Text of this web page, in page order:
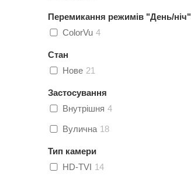
Перемикання режимів "День/ніч"
ColorVu 4
Стан
Нове 21
Застосування
Внутрішня 4
Вулична 18
Тип камери
HD-TVI 14